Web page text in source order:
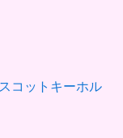
コットキーホル